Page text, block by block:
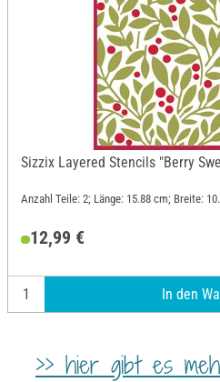
Sizzix Layered Stencils "Berry
Anzahl Teile: 2; Länge: 15.88 cm; Breite:
12,99 €
In den
>> hier gibt es